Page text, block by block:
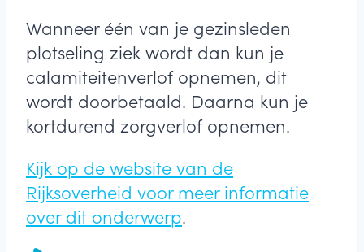
Wanneer één van je gezinsleden
plotseling ziek wordt dan kun je
calamiteitenverlof opnemen, dit
wordt doorbetaald. Daarna kun je
kortdurend zorgverlof opnemen.
Kijk op de website van de
Rijksoverheid voor meer informatie
over dit onderwerp.